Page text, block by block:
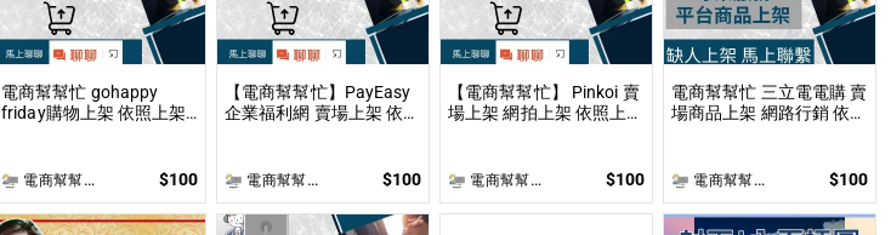
電商幫幫忙 gohappy
friday購物上架 依照上架
電商幫幫忙(電商平台代營運/電商上架/運營策略/網路行銷) $100
【電商幫幫忙】PayEasy
企業福利網 賣場上架 依照
電商幫幫忙(電商平台代營運/電商上架/運營策略/網路行銷) $100
【電商幫幫忙】 Pinkoi 賣
場上架 網拍上架 依照上架
電商幫幫忙(電商平台代營運/電商上架/運營策略/網路行銷) $100
電商幫幫忙 三立電電購 賣
場商品上架 網路行銷 依照
電商幫幫忙(電商平台代營運/電商上架/運營策略/網路行銷) $100